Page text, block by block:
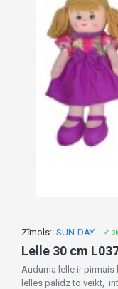
Zīmols:: SUN-DAY ✔
Lelle 30 cm
Auduma lelle ir
lelles palīdz to veikt,